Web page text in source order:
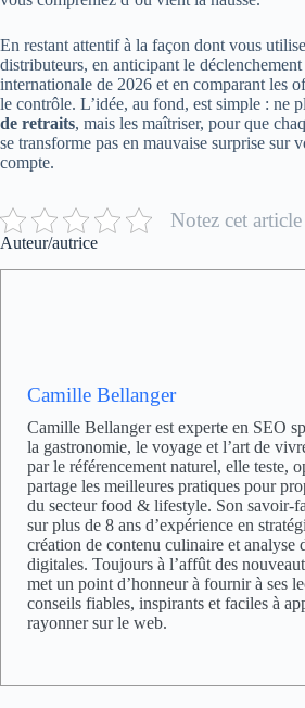
En restant attentif à la façon dont vous
distributeurs, en anticipant le déclenchement
internationale de 2026 et en comparant les
le contrôle. L’idée, au fond, est simple : ne
de retraits, mais les maîtriser, pour que
se transforme pas en mauvaise surprise sur
compte.
Notez cet
Auteur/autrice
Camille Bellanger
Camille Bellanger est experte en SEO
la gastronomie, le voyage et l’art de
par le référencement naturel, elle teste,
partage les meilleures pratiques pour
du secteur food & lifestyle. Son savoir-
sur plus de 8 ans d’expérience en
création de contenu culinaire et analyse
digitales. Toujours à l’affût des
met un point d’honneur à fournir à ses
conseils fiables, inspirants et faciles à
rayonner sur le web.